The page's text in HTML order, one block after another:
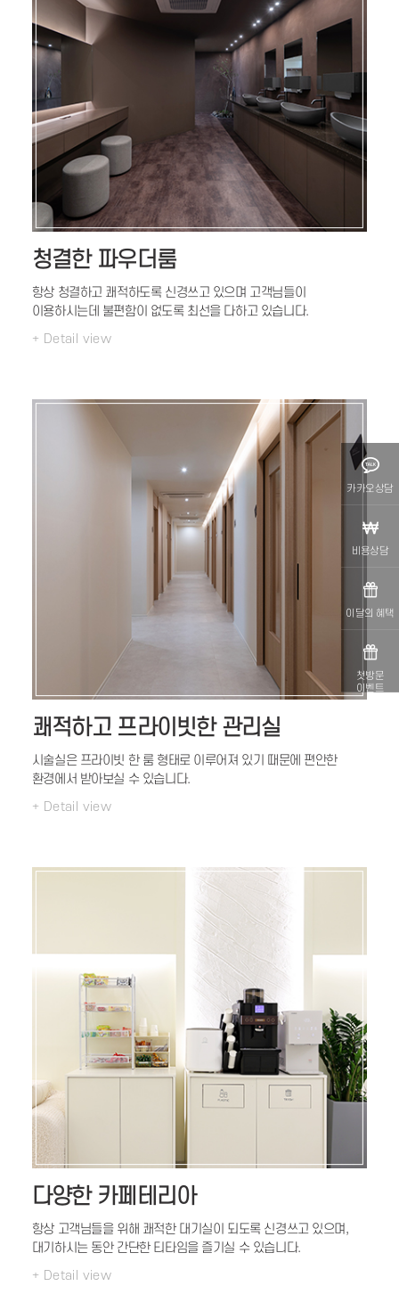
카카오상담
비용상담
이달의 혜택
첫방문
이벤트
청결한 파우더룸
항상 청결하고 쾌적하도록 신경쓰고 있으며 고객님들이
이용하시는데 불편함이 없도록 최선을 다하고 있습니다.
+ Detail view
쾌적하고 프라이빗한 관리실
시술실은 프라이빗 한 룸 형태로 이루어져 있기 때문에 편안한
환경에서 받아보실 수 있습니다.
+ Detail view
다양한 카페테리아
항상 고객님들을 위해 쾌적한 대기실이 되도록 신경쓰고 있으며,
대기하시는 동안 간단한 티타임을 즐기실 수 있습니다.
+ Detail view